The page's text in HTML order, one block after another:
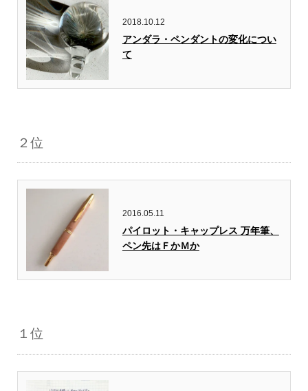
2018.10.12
アンダラ・ペンダントの変化につい
て
２位
2016.05.11
パイロット・キャップレス 万年筆、
ペン先はＦかＭか
１位